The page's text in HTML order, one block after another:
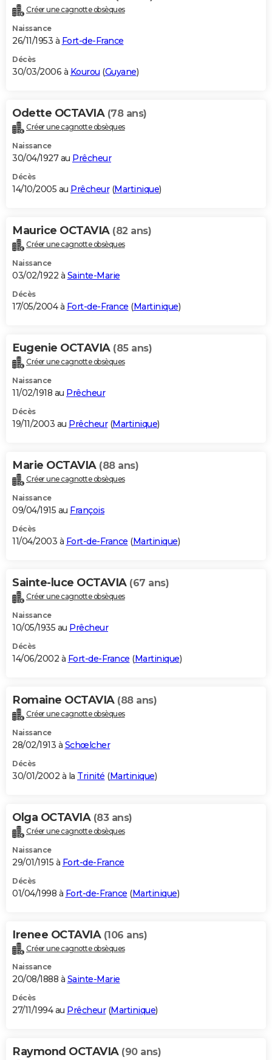
Créer une cagnotte obsèques
Naissance
26/11/1953 à Fort-de-France
Décès
30/03/2006 à Kourou (Guyane)
Odette OCTAVIA (78 ans)
Créer une cagnotte obsèques
Naissance
30/04/1927 au Prêcheur
Décès
14/10/2005 au Prêcheur(Martinique)
Maurice OCTAVIA (82 ans)
Créer une cagnotte obsèques
Naissance
03/02/1922 à Sainte-Marie
Décès
17/05/2004 à Fort-de-France (Martinique)
Eugenie OCTAVIA (85 ans)
Créer une cagnotte obsèques
Naissance
11/02/1918 au Prêcheur
Décès
19/11/2003 au Prêcheur(Martinique)
Marie OCTAVIA (88 ans)
Créer une cagnotte obsèques
Naissance
09/04/1915 au François
Décès
11/04/2003 à Fort-de-France (Martinique)
Sainte-luce OCTAVIA (67 ans)
Créer une cagnotte obsèques
Naissance
10/05/1935 au Prêcheur
Décès
14/06/2002 à Fort-de-France (Martinique)
Romaine OCTAVIA (88 ans)
Créer une cagnotte obsèques
Naissance
28/02/1913 à Schœlcher
Décès
30/01/2002 à la Trinité (Martinique)
Olga OCTAVIA (83 ans)
Créer une cagnotte obsèques
Naissance
29/01/1915 à Fort-de-France
Décès
01/04/1998 à Fort-de-France (Martinique)
Irenee OCTAVIA (106 ans)
Créer une cagnotte obsèques
Naissance
20/08/1888 à Sainte-Marie
Décès
27/11/1994 au Prêcheur(Martinique)
Raymond OCTAVIA (90 ans)